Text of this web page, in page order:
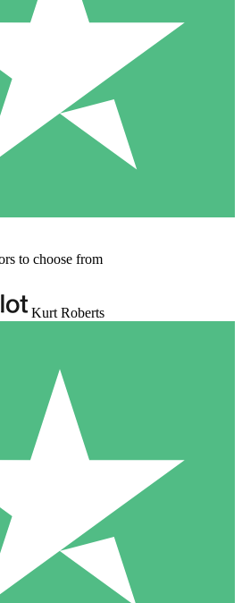
to choose from
Kurt Roberts